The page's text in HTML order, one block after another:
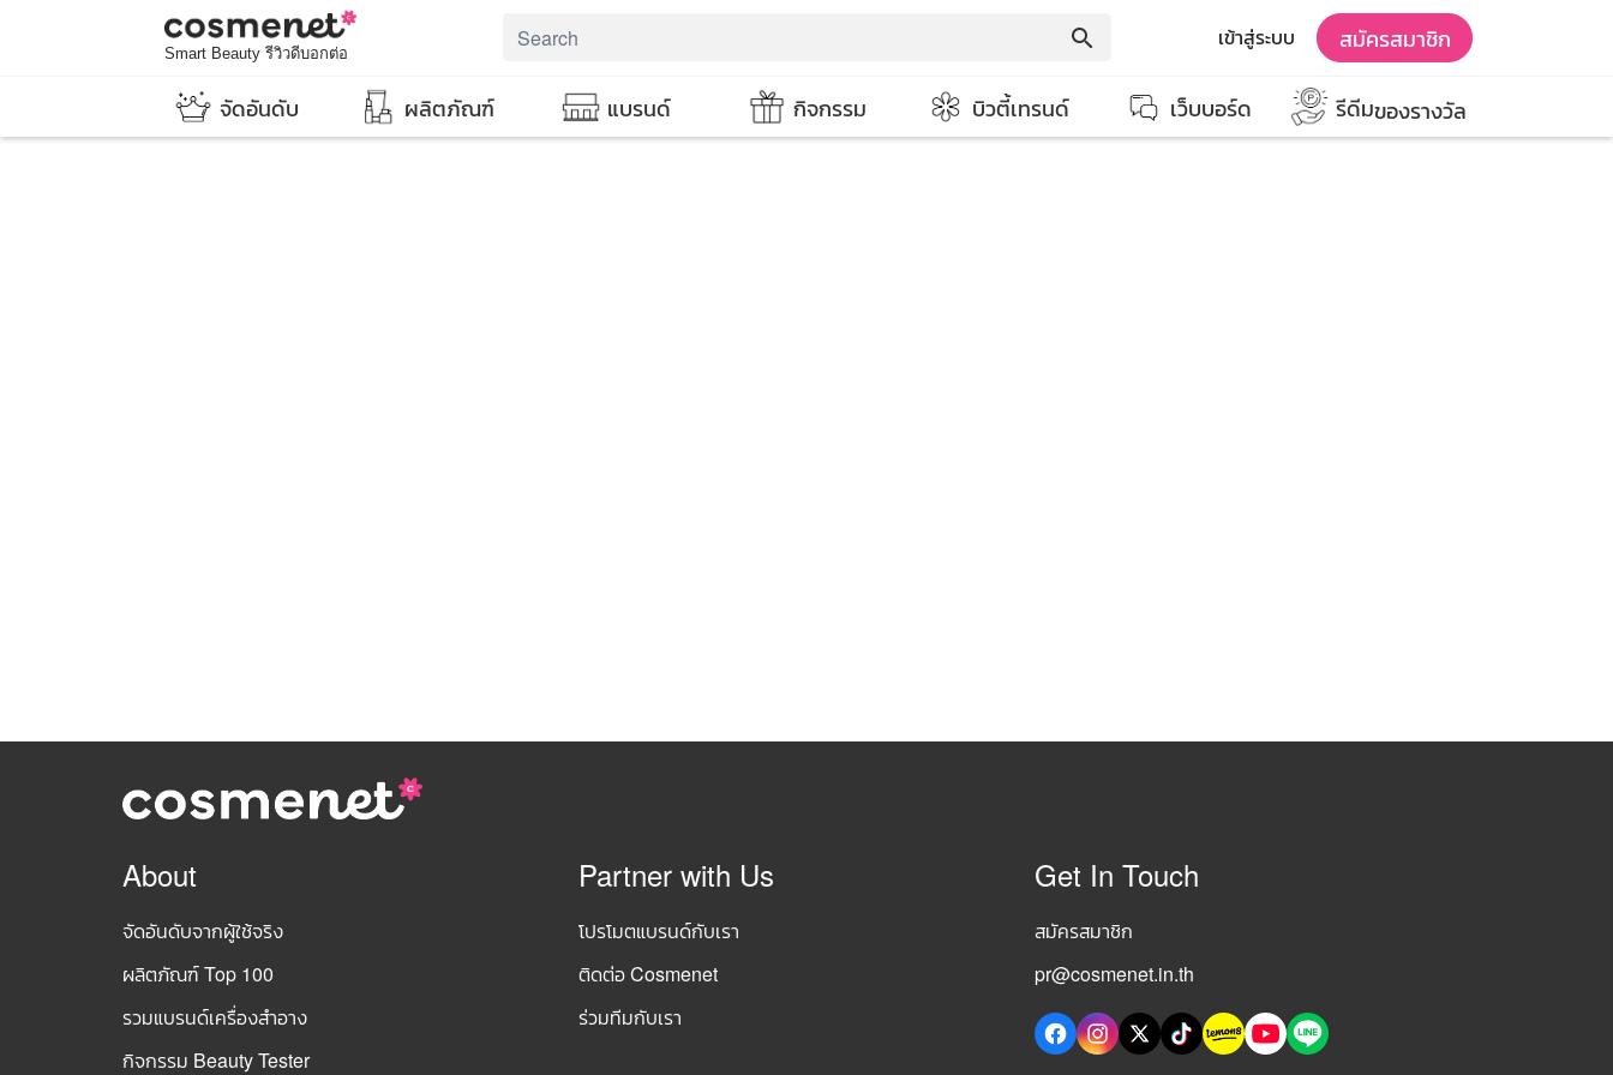
Smart Beauty รีวิวดีบอกต่อ
search เข้าสู่ระบบ สมัครสมาชิก
จัดอันดับ ผลิตภัณฑ์ แบรนด์ กิจกรรม บิวตี้เทรนด์ เว็บบอร์ด รีดีมของรางวัล
About
จัดอันดับจากผู้ใช้จริง
ผลิตภัณฑ์ Top 100
รวมแบรนด์เครื่องสำอาง
กิจกรรม Beauty Tester
Partner with Us
โปรโมตแบรนด์กับเรา
ติดต่อ Cosmenet
ร่วมทีมกับเรา
Get In Touch
สมัครสมาชิก
pr@cosmenet.in.th